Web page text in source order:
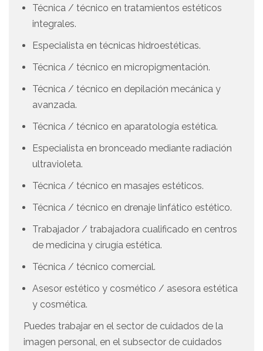
Técnica / técnico en tratamientos estéticos
integrales.
Especialista en técnicas hidroestéticas.
Técnica / técnico en micropigmentación.
Técnica / técnico en depilación mecánica y
avanzada.
Técnica / técnico en aparatología estética.
Especialista en bronceado mediante radiación
ultravioleta.
Técnica / técnico en masajes estéticos.
Técnica / técnico en drenaje linfático estético.
Trabajador / trabajadora cualificado en centros
de medicina y cirugía estética.
Técnica / técnico comercial.
Asesor estético y cosmético / asesora estética
y cosmética.
Puedes trabajar en el sector de cuidados de la
imagen personal, en el subsector de cuidados